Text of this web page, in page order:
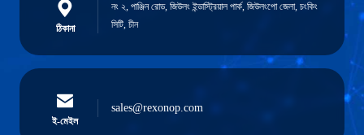
ঠিকানা
নং ২, পাঞ্জিন রোড, জিউলং ইন্ডাস্ট্রিয়াল পার্ক, জিউলংপো জেলা, চংকিং
সিটি, চীন
ই-মেইল
sales@rexonop.com